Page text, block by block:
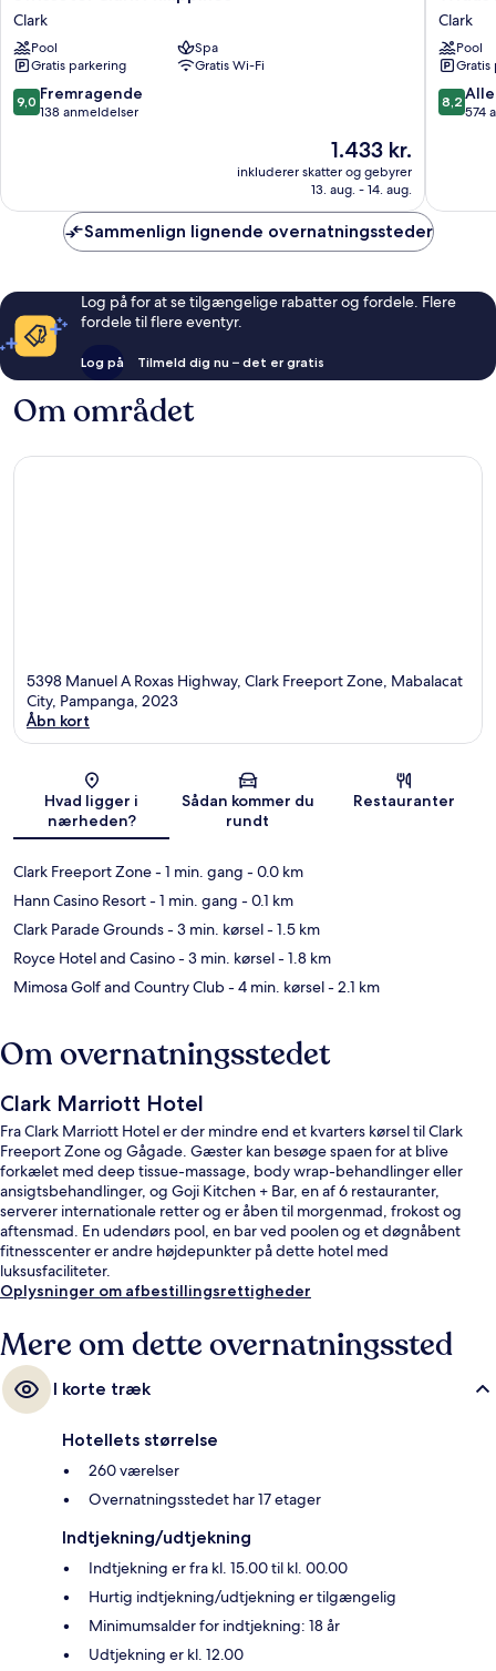
Clark
Philippines
Clark
Clark
Pool
Spa
Gratis parkering
Gratis Wi-Fi
9.0
ud
anmeldelser
9,0 Fremragende
138 anmeldelser
Prisen
er
1.433 kr.
1.433 kr.
inkluderer skatter og gebyrer
13. aug. - 14. aug.
Hotel
Clark
Clark
Clark
Pool
Gratis
8.2
ud
8,2
574
Sammenlign lignende overnatningssteder
Log på for at se tilgængelige rabatter og fordele. Flere
fordele til flere eventyr.
Log på Tilmeld dig nu – det er gratis
Om området
5398 Manuel A Roxas Highway, Clark Freeport Zone, Mabalacat
City, Pampanga, 2023
Åbn kort
Hvad ligger i
nærheden?
Sådan kommer du
rundt
Restauranter
Clark Freeport Zone- 1 min. gang - 0.0 km
Hann Casino Resort- 1 min. gang - 0.1 km
Clark Parade Grounds- 3 min. kørsel- 1.5 km
Royce Hotel and Casino- 3 min. kørsel- 1.8 km
Mimosa Golf and Country Club- 4 min. kørsel- 2.1 km
Om overnatningsstedet
Clark Marriott Hotel
Fra Clark Marriott Hotel er der mindre end et kvarters kørsel til Clark
Freeport Zone og Gågade. Gæster kan besøge spaen for at blive
forkælet med deep tissue-massage, body wrap-behandlinger eller
ansigtsbehandlinger, og Goji Kitchen + Bar, en af 6 restauranter,
serverer internationale retter og er åben til morgenmad, frokost og
aftensmad. En udendørs pool, en bar ved poolen og et døgnåbent
fitnesscenter er andre højdepunkter på dette hotel med
luksusfaciliteter.
Oplysninger om afbestillingsrettigheder
Mere om dette overnatningssted
I korte træk
Hotellets størrelse
260 værelser
Overnatningsstedet har 17 etager
Indtjekning/udtjekning
Indtjekning er fra kl. 15.00 til kl. 00.00
Hurtig indtjekning/udtjekning er tilgængelig
Minimumsalder for indtjekning: 18 år
Udtjekning er kl. 12.00